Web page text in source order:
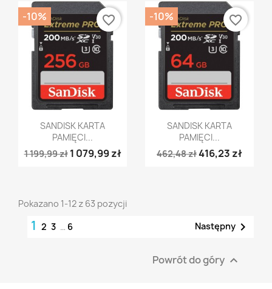
Szybki podgląd
SANDISK KARTA
PAMIĘCI...
1 199,99 zł 1 079,99 zł
-10% favorite_border
Szybki podgląd
SANDISK KARTA
PAMIĘCI...
462,48 zł416,23 zł
-10% favorite_border
Pokazano 1-12 z 63 pozycji
1 2 3 … 6 Następny 
Powrót do góry 